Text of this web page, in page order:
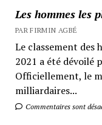
Les hommes les
PAR FIRMIN AGBÉ
Le classement des
2021 a été dévoilé
Officiellement, le
milliardaires...
Commentaires sont